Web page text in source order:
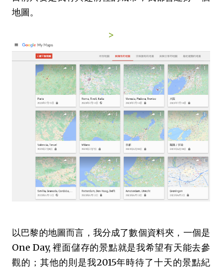
地圖。
>
以巴黎的地圖而言，我分成了數個資料夾，一個是
One Day, 裡面儲存的景點就是我希望有天能去參
觀的；其他的則是我2015年時待了十天的景點紀